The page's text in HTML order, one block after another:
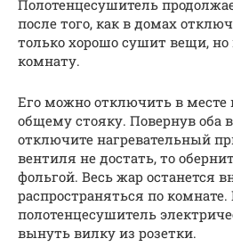
Полотенцесушитель
после того, как в домах
только хорошо сушит вещи, но
комнату.
Его можно отключить в месте
общему стояку. Повернув оба
отключите нагревательный
вентиля не достать, то
фольгой. Весь жар останется
распространяться по комнате.
полотенцесушитель
вынуть вилку из розетки.